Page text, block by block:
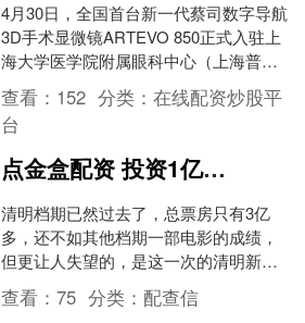
4月30日，全国首台新一代蔡司数字导航
3D手术显微镜ARTEVO 850正式入驻上
海大学医学院附属眼科中心（上海普瑞
眼科医院），医院数字化3D手术中心完
成全新升....
查看： 152 分类：在线配资炒股平
台
点金盒配资 投资1亿，筹备8年，“双顶流”新片惨败出局
清明档期已然过去了，总票房只有3亿
多，还不如其他档期一部电影的成绩，
但更让人失望的，是这一次的清明新片
中，还找不到一部电影过亿的。 老编也
是很纳闷，难道说大家都....
查看：75 分类：配查信